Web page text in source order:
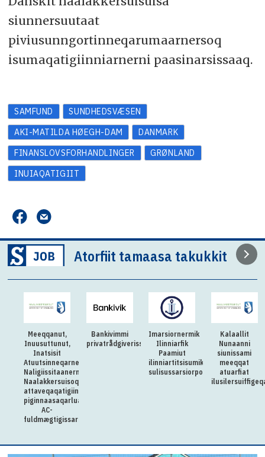
siunnersuutaat
piviusunngortinneqarumaarnersoq
isumaqatigiinniarnerni paasinarsissaaq.
SAMFUND
SUNDHEDSVÆSEN
AKI-MATILDA HØEGH-DAM
DANMARK
FINANSLOVSFORHANDLINGER
GRØNLAND
INUIAQATIGIIT
Atorfiit tamaasa takukkit
Meeqqanut,
Inuusuttunut,
Inatsisit
Atuutsinneqarnerannut
Naligiissitaanermullu
Naalakkersuisoqarfik
attaveqaqatigiinnermut
piginnaasaqarluartumik
AC-
fuldmægtigissarsiorpoq
Bankivimmi
privatrådgiverissarsiorpugut
Imarsiornermik
Ilinniarfik
Paamiut
ilinniartitsisumik
sulisussarsiorpoq
Kalaallit
Nunaanni
siunissami
meeqqat
atuarfiat